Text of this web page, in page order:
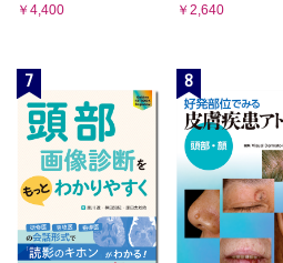
￥4,400
￥2,640
7 8